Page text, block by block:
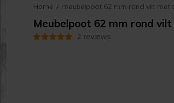
Home / meubelpoot 62 mm rond vilt met
Meubelpoot 62 mm rond
2 reviews